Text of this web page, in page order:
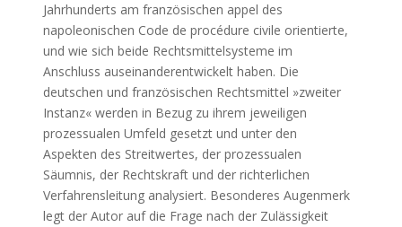
Jahrhunderts am französischen appel des
napoleonischen Code de procédure civile orientierte,
und wie sich beide Rechtsmittelsysteme im
Anschluss auseinanderentwickelt haben. Die
deutschen und französischen Rechtsmittel »zweiter
Instanz« werden in Bezug zu ihrem jeweiligen
prozessualen Umfeld gesetzt und unter den
Aspekten des Streitwertes, der prozessualen
Säumnis, der Rechtskraft und der richterlichen
Verfahrensleitung analysiert. Besonderes Augenmerk
legt der Autor auf die Frage nach der Zulässigkeit